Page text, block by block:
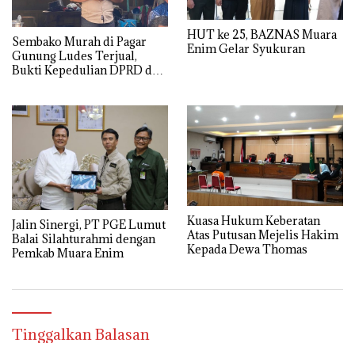
Sembako Murah di Pagar
Gunung Ludes Terjual,
Bukti Kepedulian DPRD dan
HUT ke 25, BAZNAS Muara
Enim Gelar Syukuran
Jalin Sinergi, PT PGE Lumut
Balai Silahturahmi dengan
Pemkab Muara Enim
Kuasa Hukum Keberatan
Atas Putusan Mejelis Hakim
Kepada Dewa Thomas
Tinggalkan Balasan